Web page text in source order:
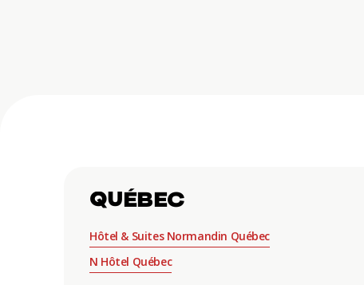
QUÉBEC
Hôtel & Suites Normandin Québec
N Hôtel Québec